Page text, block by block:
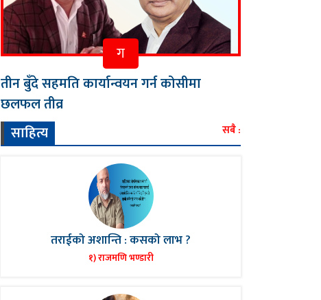
ग
तीन बुँदे सहमति कार्यान्वयन गर्न कोसीमा
छलफल तीव्र
साहित्य सबै :
तराईको अशान्ति : कसको लाभ ?
१) राजमणि भण्डारी